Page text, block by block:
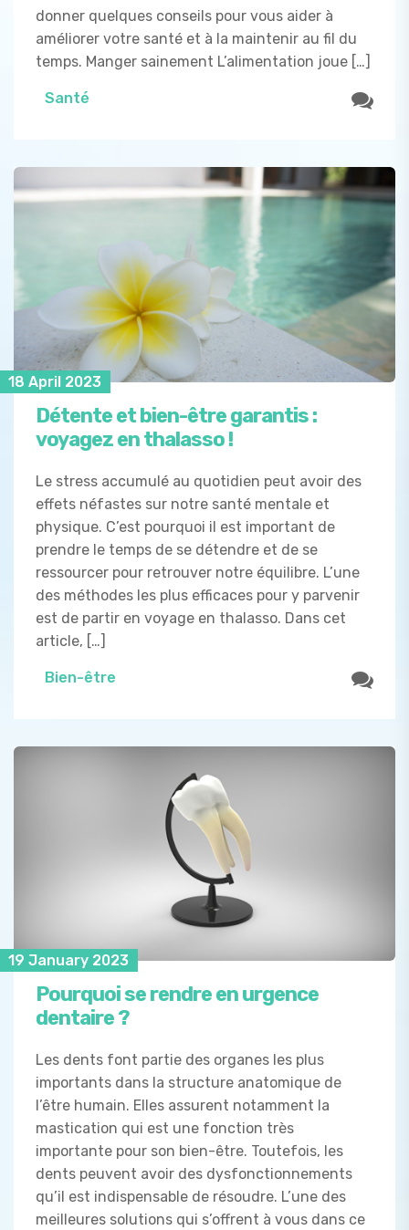
donner quelques conseils pour vous aider à
améliorer votre santé et à la maintenir au fil du
temps. Manger sainement L’alimentation joue […]
Santé
18 April 2023
Détente et bien-être garantis :
voyagez en thalasso !
Le stress accumulé au quotidien peut avoir des
effets néfastes sur notre santé mentale et
physique. C’est pourquoi il est important de
prendre le temps de se détendre et de se
ressourcer pour retrouver notre équilibre. L’une
des méthodes les plus efficaces pour y parvenir
est de partir en voyage en thalasso. Dans cet
article, […]
Bien-être
19 January 2023
Pourquoi se rendre en urgence
dentaire ?
Les dents font partie des organes les plus
importants dans la structure anatomique de
l’être humain. Elles assurent notamment la
mastication qui est une fonction très
importante pour son bien-être. Toutefois, les
dents peuvent avoir des dysfonctionnements
qu’il est indispensable de résoudre. L’une des
meilleures solutions qui s’offrent à vous dans ce